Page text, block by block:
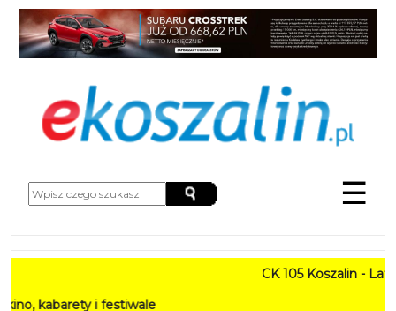
☰
CK 105 Koszalin - Lato w
i festiwale